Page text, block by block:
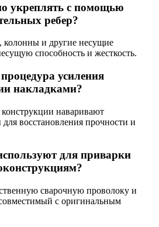
укреплять с помощью
ребер?
и другие несущие
способность и жесткость.
усиления
накладками?
наваривают
восстановления прочности и
для приварки
сварочную проволоку и
с оригинальным